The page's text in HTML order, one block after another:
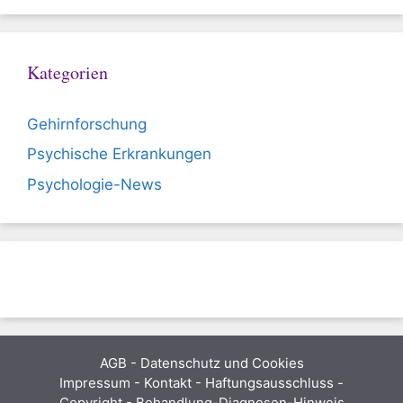
Kategorien
Gehirnforschung
Psychische Erkrankungen
Psychologie-News
AGB - Datenschutz und Cookies
Impressum - Kontakt - Haftungsausschluss -